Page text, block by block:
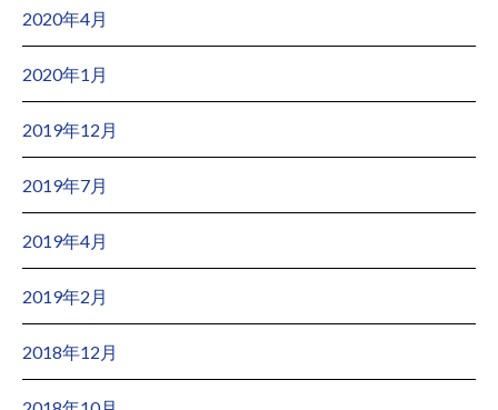
2020年4月
2020年1月
2019年12月
2019年7月
2019年4月
2019年2月
2018年12月